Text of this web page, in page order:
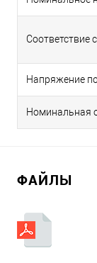
Соответствие
ФАЙЛЫ